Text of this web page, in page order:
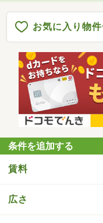
お気に入り物
条件を追加する
賃料
広さ